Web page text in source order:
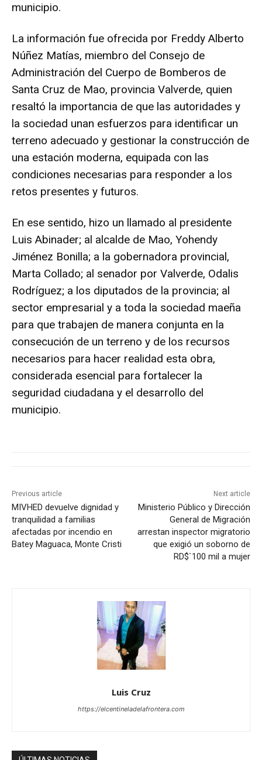
municipio.
La información fue ofrecida por Freddy Alberto
Núñez Matías, miembro del Consejo de
Administración del Cuerpo de Bomberos de
Santa Cruz de Mao, provincia Valverde, quien
resaltó la importancia de que las autoridades y
la sociedad unan esfuerzos para identificar un
terreno adecuado y gestionar la construcción de
una estación moderna, equipada con las
condiciones necesarias para responder a los
retos presentes y futuros.
En ese sentido, hizo un llamado al presidente
Luis Abinader; al alcalde de Mao, Yohendy
Jiménez Bonilla; a la gobernadora provincial,
Marta Collado; al senador por Valverde, Odalis
Rodríguez; a los diputados de la provincia; al
sector empresarial y a toda la sociedad maeña
para que trabajen de manera conjunta en la
consecución de un terreno y de los recursos
necesarios para hacer realidad esta obra,
considerada esencial para fortalecer la
seguridad ciudadana y el desarrollo del
municipio.
Previous article
MIVHED devuelve dignidad y
tranquilidad a familias
afectadas por incendio en
Batey Maguaca, Monte Cristi
Next article
Ministerio Público y Dirección
General de Migración
arrestan inspector migratorio
que exigió un soborno de
RD$`100 mil a mujer
Luis Cruz
https://elcentineladelafrontera.com